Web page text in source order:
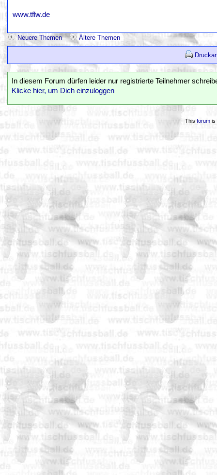
www.tflw.de
Neuere Themen Ältere Themen
In diesem Forum dürfen leider nur registrierte Teilnehmer
Klicke hier, um Dich einzuloggen
This forumis